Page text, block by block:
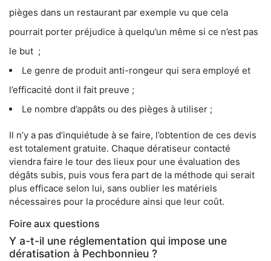
pièges dans un restaurant par exemple vu que cela
pourrait porter préjudice à quelqu’un même si ce n’est pas
le but ;
Le genre de produit anti-rongeur qui sera employé et
l’efficacité dont il fait preuve ;
Le nombre d’appâts ou des pièges à utiliser ;
Il n’y a pas d’inquiétude à se faire, l’obtention de ces devis
est totalement gratuite. Chaque dératiseur contacté
viendra faire le tour des lieux pour une évaluation des
dégâts subis, puis vous fera part de la méthode qui serait
plus efficace selon lui, sans oublier les matériels
nécessaires pour la procédure ainsi que leur coût.
Foire aux questions
Y a-t-il une réglementation qui impose une
dératisation à Pechbonnieu ?